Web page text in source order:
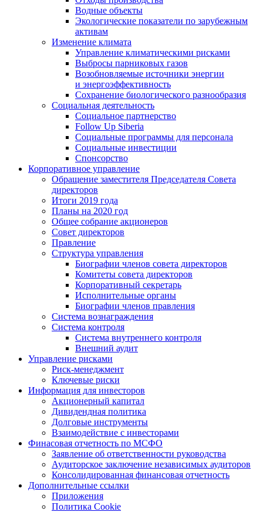
Водные объекты
Экологические показатели по зарубежным
активам
Изменение климата
Управление климатическими рисками
Выбросы парниковых газов
Возобновляемые источники энергии
и энергоэффективность
Сохранение биологического разнообразия
Социальная деятельность
Социальное партнерство
Follow Up Siberia
Социальные программы для персонала
Социальные инвестиции
Спонсорство
Корпоративное управление
Обращение заместителя Председателя Совета
директоров
Итоги 2019 года
Планы на 2020 год
Общее собрание акционеров
Совет директоров
Правление
Структура управления
Биографии членов совета директоров
Комитеты совета директоров
Корпоративный секретарь
Исполнительные органы
Биографии членов правления
Система вознаграждения
Система контроля
Система внутреннего контроля
Внешний аудит
Управление рисками
Риск-менеджмент
Ключевые риски
Информация для инвесторов
Акционерный капитал
Дивидендная политика
Долговые инструменты
Взаимодействие с инвеcторами
Финасовая отчетность по МСФО
Заявление об ответственности руководства
Аудиторское заключение независимых аудиторов
Консолидированная финансовая отчетность
Дополнительные ссылки
Приложения
Политика Cookie